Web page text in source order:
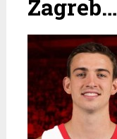
Zagreb…